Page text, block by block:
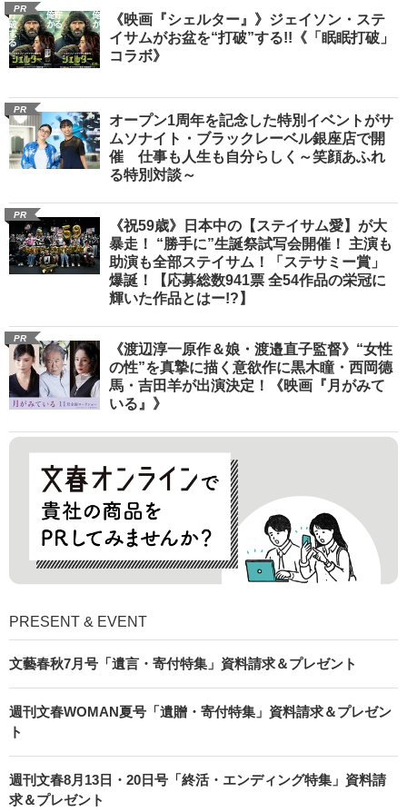
PR
《映画『シェルター』》ジェイソン・ステ
イサムがお盆を“打破”する!!《「眠眠打破」
コラボ》
PR
オープン1周年を記念した特別イベントがサ
ムソナイト・ブラックレーベル銀座店で開
催 仕事も人生も自分らしく～笑顔あふれ
る特別対談～
PR
《祝59歳》日本中の【ステイサム愛】が大
暴走！ “勝手に”生誕祭試写会開催！ 主演も
助演も全部ステイサム！「ステサミー賞」
爆誕！【応募総数941票 全54作品の栄冠に
輝いた作品とはー!?】
PR
《渡辺淳一原作＆娘・渡邉直子監督》“女性
の性”を真摯に描く意欲作に黒木瞳・西岡德
馬・吉田羊が出演決定！《映画『月がみて
いる』》
PRESENT & EVENT
文藝春秋7月号「遺言・寄付特集」資料請求＆プレゼント
週刊文春WOMAN夏号「遺贈・寄付特集」資料請求＆プレゼン
ト
週刊文春8月13日・20日号「終活・エンディング特集」資料請
求＆プレゼント